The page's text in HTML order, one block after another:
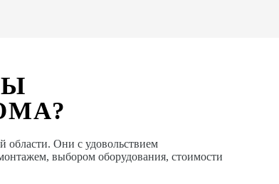
Они с удовольствием
выбором оборудования, стоимости